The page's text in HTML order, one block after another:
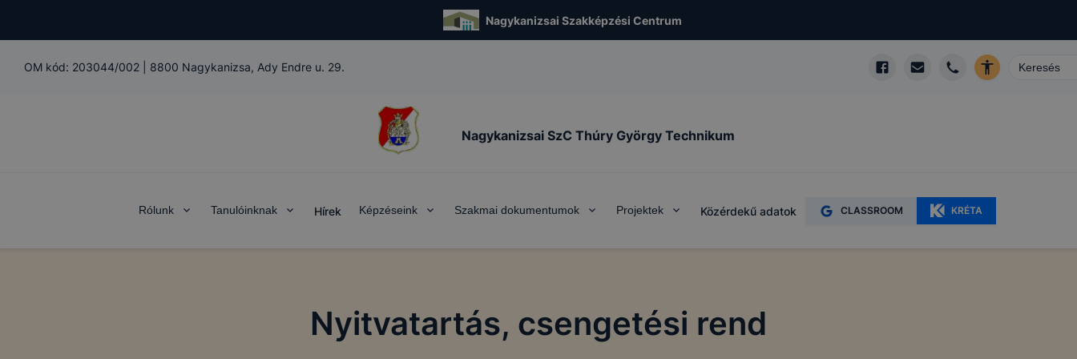
Nagykanizsai Szakképzési Centrum
OM kód: 203044/002 8800 Nagykanizsa, Ady Endre u. 29.
Nagykanizsai SzC Thúry György Technikum
Rólunk Tanulóinknak Hírek Képzéseink Szakmai dokumentumok Projektek Közérdekű adatok CLASSROOM KRÉTA
Nyitvatartás, csengetési rend